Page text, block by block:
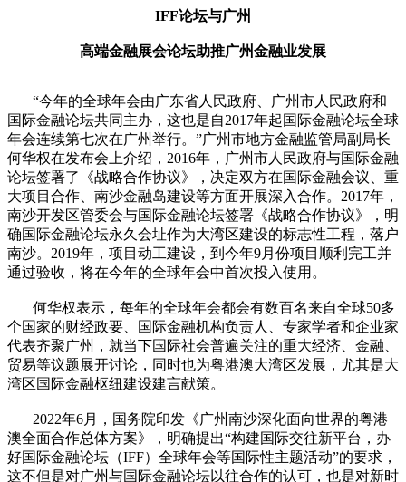
IFF论坛与广州
高端金融展会论坛助推广州金融业发展
“今年的全球年会由广东省人民政府、广州市人民政府和
国际金融论坛共同主办，这也是自2017年起国际金融论坛全球
年会连续第七次在广州举行。”广州市地方金融监管局副局长
何华权在发布会上介绍，2016年，广州市人民政府与国际金融
论坛签署了《战略合作协议》，决定双方在国际金融会议、重
大项目合作、南沙金融岛建设等方面开展深入合作。2017年，
南沙开发区管委会与国际金融论坛签署《战略合作协议》，明
确国际金融论坛永久会址作为大湾区建设的标志性工程，落户
南沙。2019年，项目动工建设，到今年9月份项目顺利完工并
通过验收，将在今年的全球年会中首次投入使用。
何华权表示，每年的全球年会都会有数百名来自全球50多
个国家的财经政要、国际金融机构负责人、专家学者和企业家
代表齐聚广州，就当下国际社会普遍关注的重大经济、金融、
贸易等议题展开讨论，同时也为粤港澳大湾区发展，尤其是大
湾区国际金融枢纽建设建言献策。
2022年6月，国务院印发《广州南沙深化面向世界的粤港
澳全面合作总体方案》，明确提出“构建国际交往新平台，办
好国际金融论坛（IFF）全球年会等国际性主题活动”的要求，
这不但是对广州与国际金融论坛以往合作的认可，也是对新时